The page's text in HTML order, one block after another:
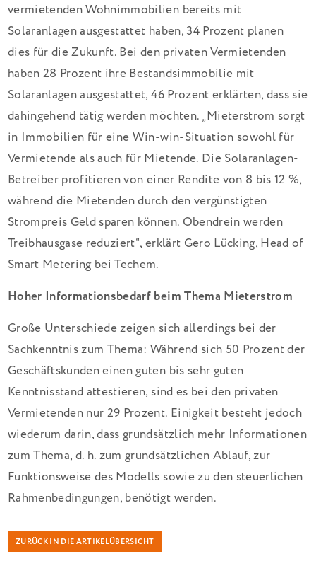
vermietenden Wohnimmobilien bereits mit
Solaranlagen ausgestattet haben, 34 Prozent planen
dies für die Zukunft. Bei den privaten Vermietenden
haben 28 Prozent ihre Bestandsimmobilie mit
Solaranlagen ausgestattet, 46 Prozent erklärten, dass sie
dahingehend tätig werden möchten. „Mieterstrom sorgt
in Immobilien für eine Win-win-Situation sowohl für
Vermietende als auch für Mietende. Die Solaranlagen-
Betreiber profitieren von einer Rendite von 8 bis 12 %,
während die Mietenden durch den vergünstigten
Strompreis Geld sparen können. Obendrein werden
Treibhausgase reduziert“, erklärt Gero Lücking, Head of
Smart Metering bei Techem.
Hoher Informationsbedarf beim Thema Mieterstrom
Große Unterschiede zeigen sich allerdings bei der
Sachkenntnis zum Thema: Während sich 50 Prozent der
Geschäftskunden einen guten bis sehr guten
Kenntnisstand attestieren, sind es bei den privaten
Vermietenden nur 29 Prozent. Einigkeit besteht jedoch
wiederum darin, dass grundsätzlich mehr Informationen
zum Thema, d. h. zum grundsätzlichen Ablauf, zur
Funktionsweise des Modells sowie zu den steuerlichen
Rahmenbedingungen, benötigt werden.
ZURÜCK IN DIE ARTIKELÜBERSICHT